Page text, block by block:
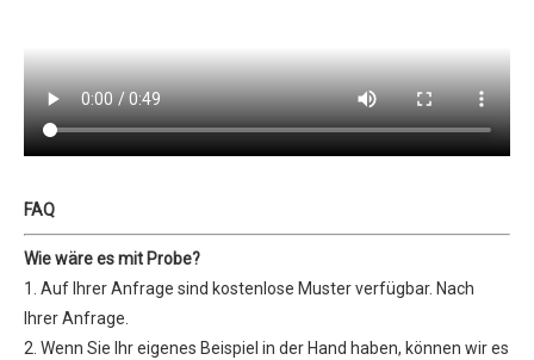
FAQ
Wie wäre es mit Probe?
1. Auf Ihrer Anfrage sind kostenlose Muster verfügbar. Nach
Ihrer Anfrage.
2. Wenn Sie Ihr eigenes Beispiel in der Hand haben, können wir es